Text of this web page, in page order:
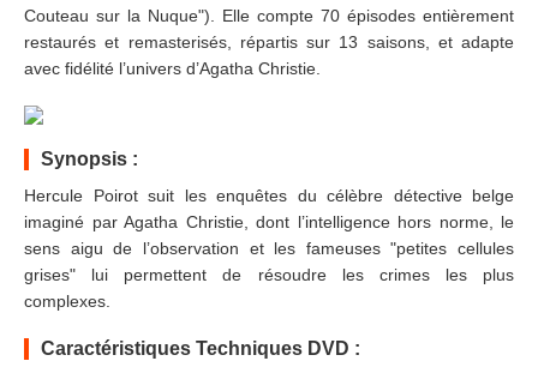
Couteau sur la Nuque"). Elle compte 70 épisodes entièrement
restaurés et remasterisés, répartis sur 13 saisons, et adapte
avec fidélité l’univers d’Agatha Christie.
Synopsis :
Hercule Poirot suit les enquêtes du célèbre détective belge
imaginé par Agatha Christie, dont l’intelligence hors norme, le
sens aigu de l’observation et les fameuses "petites cellules
grises" lui permettent de résoudre les crimes les plus
complexes.
Caractéristiques Techniques DVD :